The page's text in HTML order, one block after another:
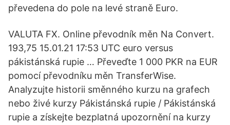
převedena do pole na levé straně Euro.
VALUTA FX. Online převodník měn Na Convert.
193,75 15.01.21 17:53 UTC euro versus
pákistánská rupie … Převeďte 1 000 PKR na EUR
pomocí převodníku měn TransferWise.
Analyzujte historii směnného kurzu na grafech
nebo živé kurzy Pákistánská rupie / Pákistánská
rupie a získejte bezplatná upozornění na kurzy